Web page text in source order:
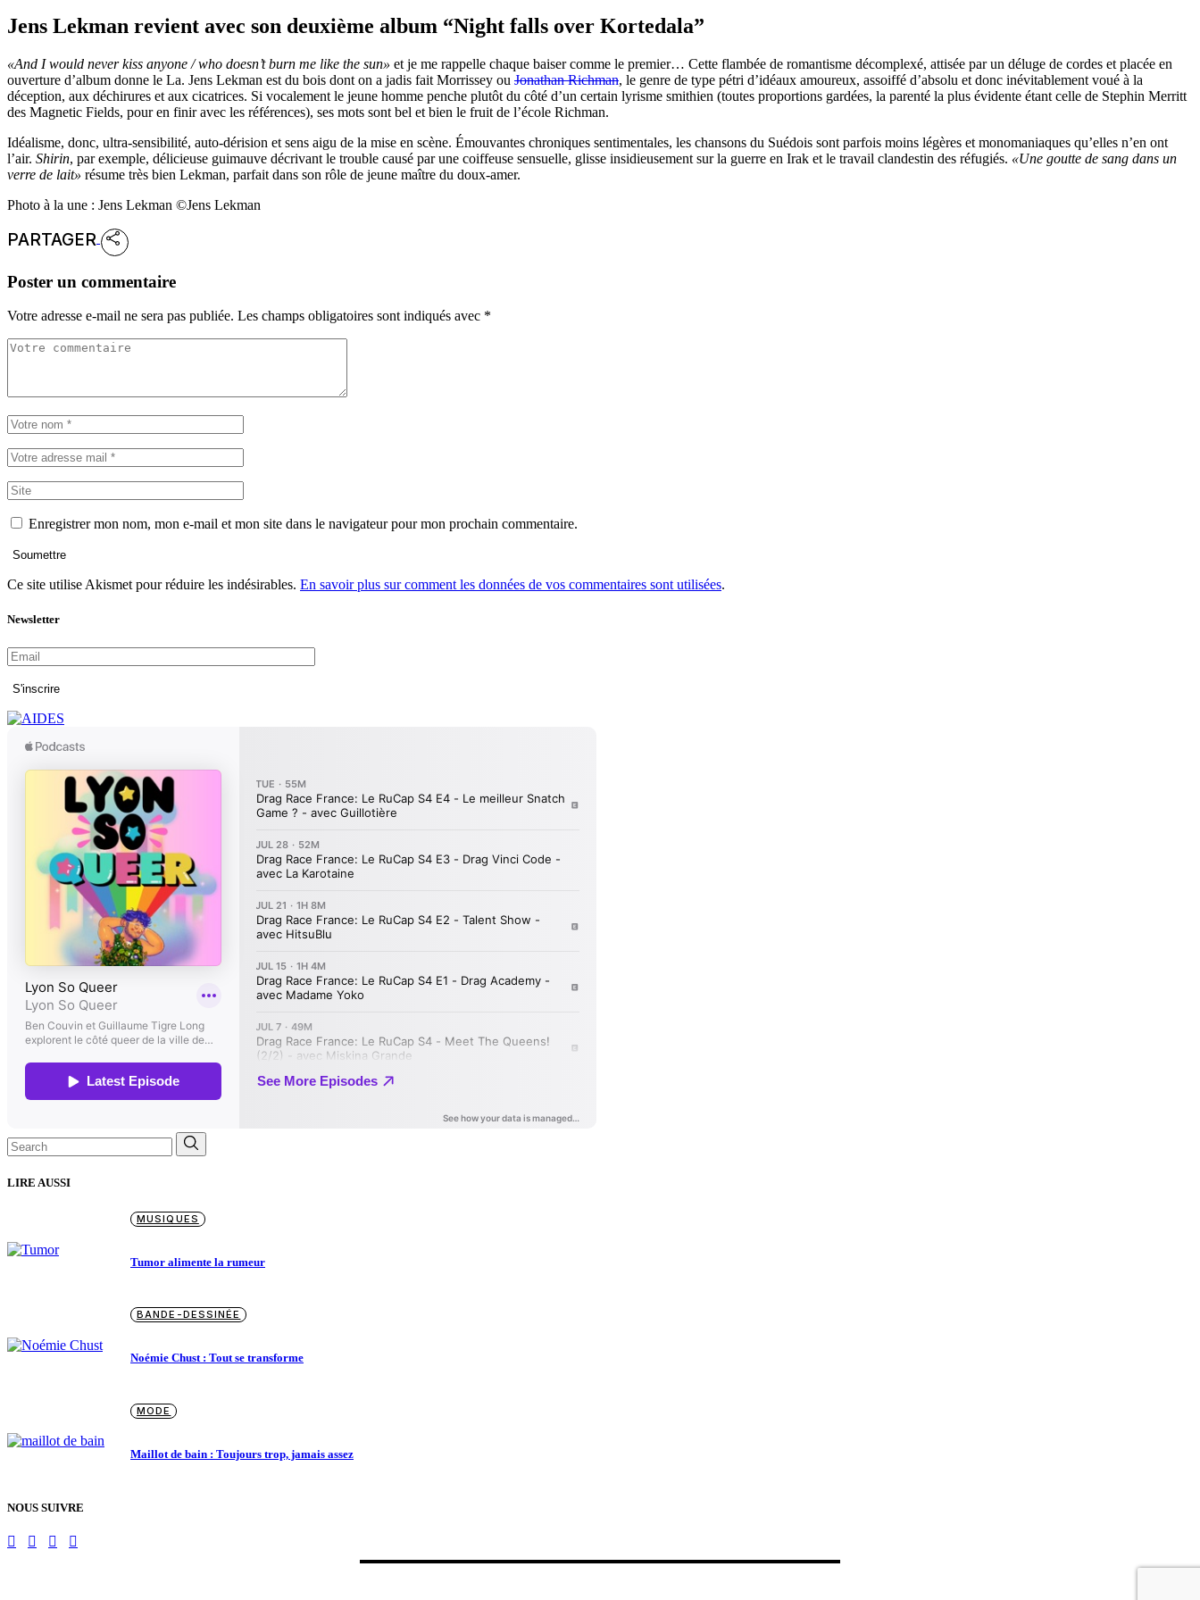
Jens Lekman revient avec son deuxième album “Night falls over Kortedala”
«And I would never kiss anyone / who doesn’t burn me like the sun» et je me rappelle chaque baiser comme le premier… Cette flambée de romantisme décomplexé, attisée par un déluge de cordes et placée en
ouverture d’album donne le La. Jens Lekman est du bois dont on a jadis fait Morrissey ou Jonathan Richman, le genre de type pétri d’idéaux amoureux, assoiffé d’absolu et donc inévitablement voué à la
déception, aux déchirures et aux cicatrices. Si vocalement le jeune homme penche plutôt du côté d’un certain lyrisme smithien (toutes proportions gardées, la parenté la plus évidente étant celle de Stephin Merritt
des Magnetic Fields, pour en finir avec les références), ses mots sont bel et bien le fruit de l’école Richman.
Idéalisme, donc, ultra-sensibilité, auto-dérision et sens aigu de la mise en scène. Émouvantes chroniques sentimentales, les chansons du Suédois sont parfois moins légères et monomaniaques qu’elles n’en ont
l’air. Shirin, par exemple, délicieuse guimauve décrivant le trouble causé par une coiffeuse sensuelle, glisse insidieusement sur la guerre en Irak et le travail clandestin des réfugiés. «Une goutte de sang dans un
verre de lait» résume très bien Lekman, parfait dans son rôle de jeune maître du doux-amer.
Photo à la une : Jens Lekman ©Jens Lekman
PARTAGER
Poster un commentaire
Votre adresse e-mail ne sera pas publiée. Les champs obligatoires sont indiqués avec *
Enregistrer mon nom, mon e-mail et mon site dans le navigateur pour mon prochain commentaire.
Soumettre
Ce site utilise Akismet pour réduire les indésirables. En savoir plus sur comment les données de vos commentaires sont utilisées.
Newsletter
S'inscrire
Search
for:
LIRE AUSSI
MUSIQUES
Tumor alimente la rumeur
BANDE-DESSINÉE
Noémie Chust : Tout se transforme
MODE
Maillot de bain : Toujours trop, jamais assez
NOUS SUIVRE